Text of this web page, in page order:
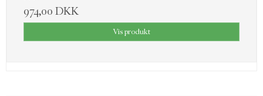
974,00 DKK
Vis produkt